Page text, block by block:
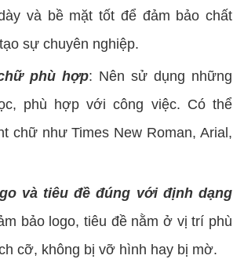
và bề mặt tốt để đảm bảo chất
sự chuyên nghiệp.
phù hợp: Nên sử dụng những
phù hợp với công việc. Có thể
chữ như Times New Roman, Arial,
và tiêu đề đúng với định dạng
bảo logo, tiêu đề nằm ở vị trí phù
cỡ, không bị vỡ hình hay bị mờ.